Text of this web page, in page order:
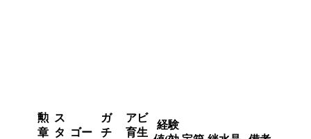
勲
章
ス
タ
ゴー
ガ
チ
アビ
育生
経験